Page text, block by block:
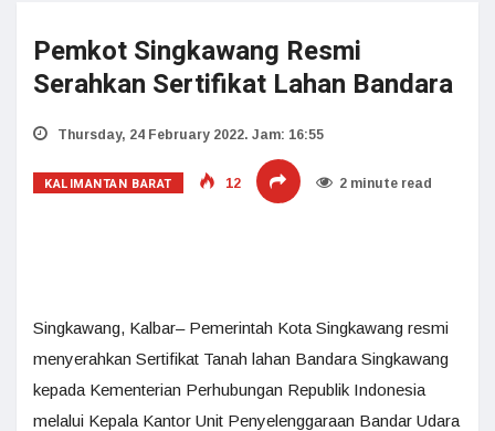
Pemkot Singkawang Resmi
Serahkan Sertifikat Lahan Bandara
Thursday, 24 February 2022. Jam: 16:55
KALIMANTAN BARAT 12 2 minute read
Singkawang, Kalbar– Pemerintah Kota Singkawang resmi
menyerahkan Sertifikat Tanah lahan Bandara Singkawang
kepada Kementerian Perhubungan Republik Indonesia
melalui Kepala Kantor Unit Penyelenggaraan Bandar Udara